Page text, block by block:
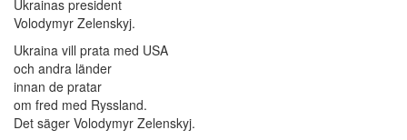
Ukrainas president
Volodymyr Zelenskyj.
Ukraina vill prata med USA
och andra länder
innan de pratar
om fred med Ryssland.
Det säger Volodymyr Zelenskyj.